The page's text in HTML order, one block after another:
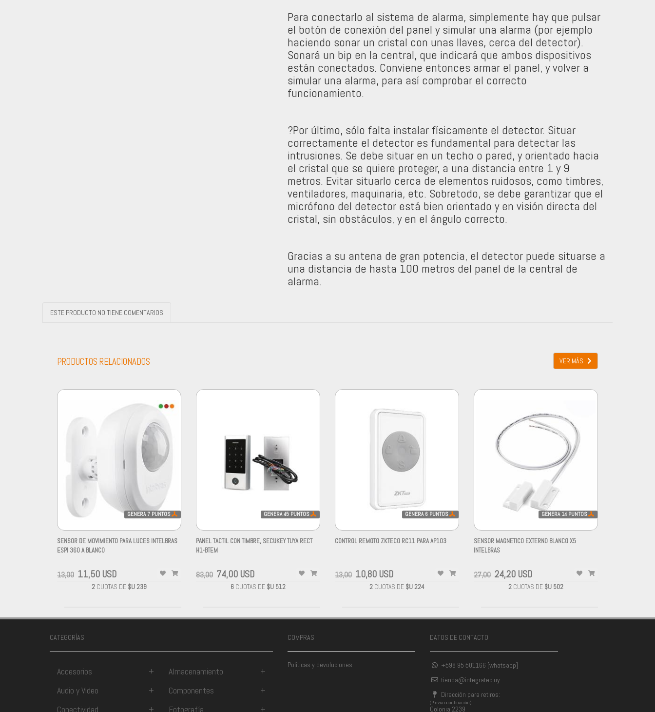
Para conectarlo al sistema de alarma, simplemente hay que pulsar
el botón de conexión del panel y simular una alarma (por ejemplo
haciendo sonar un cristal con unas llaves, cerca del detector).
Sonará un bip en la central, que indicará que ambos dispositivos
están conectados. Conviene entonces armar el panel, y volver a
simular una alarma, para así comprobar el correcto
funcionamiento.
?Por último, sólo falta instalar físicamente el detector. Situar
correctamente el detector es fundamental para detectar las
intrusiones. Se debe situar en un techo o pared, y orientado hacia
el cristal que se quiere proteger, a una distancia entre 1 y 9
metros. Evitar situarlo cerca de elementos ruidosos, como timbres,
ventiladores, maquinaria, etc. Sobretodo, se debe garantizar que el
micrófono del detector está bien orientado y en visión directa del
cristal, sin obstáculos, y en el ángulo correcto.
Gracias a su antena de gran potencia, el detector puede situarse a
una distancia de hasta 100 metros del panel de la central de
alarma.
ESTE PRODUCTO NO TIENE COMENTARIOS
PRODUCTOS RELACIONADOS VER MÁS
GENERA 7 PUNTOS
SENSOR DE MOVIMIENTO PARA LUCES INTELBRAS
ESPI 360 A BLANCO
13,00 11,50 USD
2 CUOTAS DE $U 239
GENERA45 PUNTOS
PANEL TACTIL CON TIMBRE, SECUKEY TUYA RECT
H1-BTEM
83,00 74,00 USD
6 CUOTAS DE $U 512
GENERA 6 PUNTOS
CONTROL REMOTO ZKTECO RC11 PARA AP103
13,00 10,80 USD
2 CUOTAS DE $U 224
GENERA 14 PUNTOS
SENSOR MAGNETICO EXTERNO BLANCO X5
INTELBRAS
27,00 24,20 USD
2 CUOTAS DE $U 502
CATEGORÍAS
Accesorios + Almacenamiento
+
Audio y Video
+ Componentes
+
Conectividad
+ Fotografía +
COMPRAS
Políticas y devoluciones
DATOS DE CONTACTO
+598 95 501166 [whatsapp]
tienda@integratec.uy
Dirección para retiros:
(Previa coordinación)
Colonia 2239